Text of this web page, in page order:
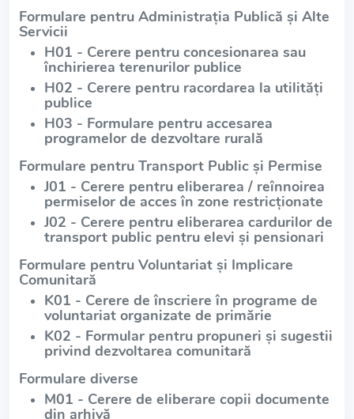
Formulare pentru Administrația Publică și Alte
Servicii
H01 - Cerere pentru concesionarea sau
închirierea terenurilor publice
H02 - Cerere pentru racordarea la utilități
publice
H03 - Formulare pentru accesarea
programelor de dezvoltare rurală
Formulare pentru Transport Public și Permise
J01 - Cerere pentru eliberarea / reînnoirea
permiselor de acces în zone restricționate
J02 - Cerere pentru eliberarea cardurilor de
transport public pentru elevi și pensionari
Formulare pentru Voluntariat și Implicare
Comunitară
K01 - Cerere de înscriere în programe de
voluntariat organizate de primărie
K02 - Formular pentru propuneri și sugestii
privind dezvoltarea comunitară
Formulare diverse
M01 - Cerere de eliberare copii documente
din arhivă